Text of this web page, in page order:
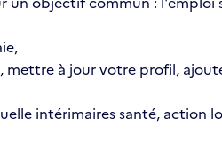
à jour votre profil,
intérimaires santé, action